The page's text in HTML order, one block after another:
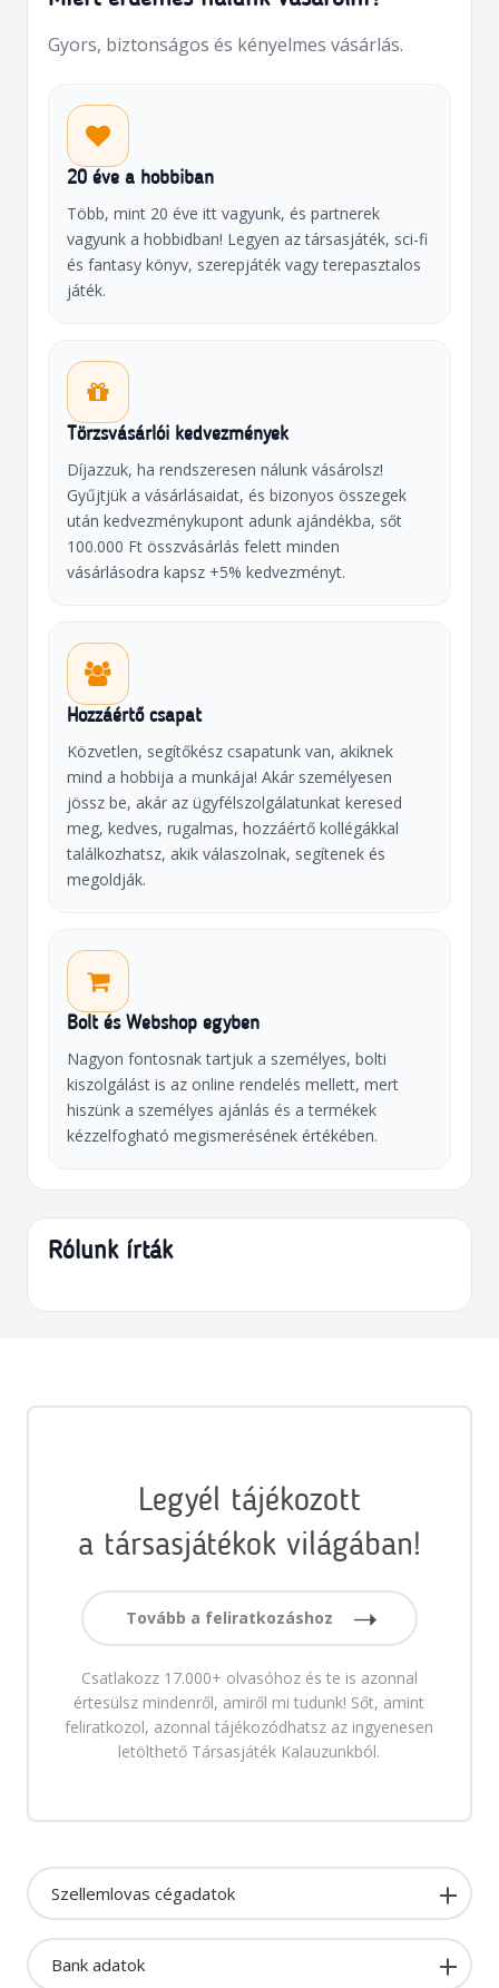
Gyors, biztonságos és kényelmes vásárlás.
20 éve a hobbiban
Több, mint 20 éve itt vagyunk, és partnerek
vagyunk a hobbidban! Legyen az társasjáték, sci-fi
és fantasy könyv, szerepjáték vagy terepasztalos
játék.
Törzsvásárlói kedvezmények
Díjazzuk, ha rendszeresen nálunk vásárolsz!
Gyűjtjük a vásárlásaidat, és bizonyos összegek
után kedvezménykupont adunk ajándékba, sőt
100.000 Ft összvásárlás felett minden
vásárlásodra kapsz +5% kedvezményt.
Hozzáértő csapat
Közvetlen, segítőkész csapatunk van, akiknek
mind a hobbija a munkája! Akár személyesen
jössz be, akár az ügyfélszolgálatunkat keresed
meg, kedves, rugalmas, hozzáértő kollégákkal
találkozhatsz, akik válaszolnak, segítenek és
megoldják.
Bolt és Webshop egyben
Nagyon fontosnak tartjuk a személyes, bolti
kiszolgálást is az online rendelés mellett, mert
hiszünk a személyes ajánlás és a termékek
kézzelfogható megismerésének értékében.
Rólunk írták
Legyél tájékozott
a társasjátékok világában!
Tovább a feliratkozáshoz
Csatlakozz 17.000+ olvasóhoz és te is azonnal
értesülsz mindenről, amiről mi tudunk! Sőt, amint
feliratkozol, azonnal tájékozódhatsz az ingyenesen
letölthető Társasjáték Kalauzunkból.
Szellemlovas cégadatok
Bank adatok